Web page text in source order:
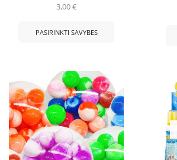
3,00€
PASIRINKTI SAVYBES